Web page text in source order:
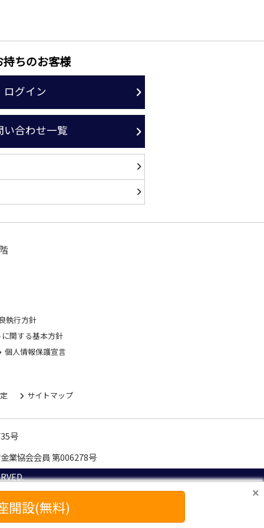
ちのお客様
ログイン
い合わせ一覧
執行方針
関する基本方針
個人情報保護宣言
サイトマップ
号
業協会会員 第006278号
×
開設(無料)